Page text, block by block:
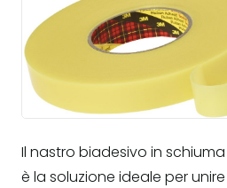
Il nastro biadesivo in
è la soluzione ideale per